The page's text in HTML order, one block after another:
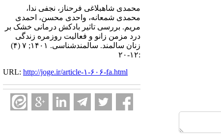
محمدی شاهبلاغی فرحناز، نجفی ندا،
محمدی شمعانه، واحدی محسن، احمدی
مریم. بررسی تاثیر بادکش درمانی خشک بر
درد مزمن زانو و فعالیت روزمره زندگی
زنان سالمند. سالمندشناسی. ۱۴۰۱; ۷ (۴)
:۱۲-۲۰
URL: http://joge.ir/article-۱-۶۰۶-fa.html